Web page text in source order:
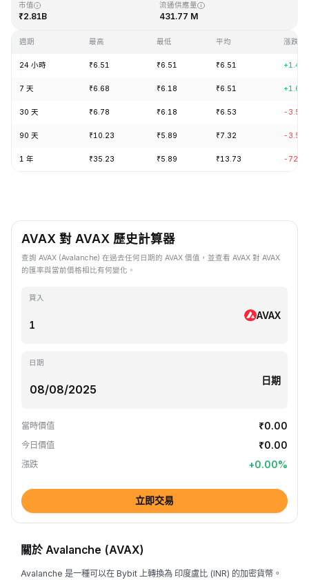
市值
₹2.81B
流通供應量
431.77 M
週期 最高 最低 平均 漲跌
24 小時 ₹6.51 ₹6.51 ₹6.51
7 天 ₹6.68 ₹6.18 ₹6.51
30 天 ₹6.78 ₹6.18 ₹6.53 -
90 天 ₹10.23 ₹5.89 ₹7.32 -
1 年 ₹35.23 ₹5.89 ₹13.73 -
AVAX 對 AVAX 歷史計算器
查詢 AVAX (Avalanche) 在過去任何日期的 AVAX 價值，並查看 AVAX 對 AVAX
的匯率與當前價格相比有何變化。
買入
AVAX
日期
日期
當時價值 ₹0.00
今日價值 ₹0.00
漲跌 +0.00%
立即交易
關於 Avalanche (AVAX)
Avalanche 是一種可以在 Bybit 上轉換為 印度盧比 (INR) 的加密貨幣。